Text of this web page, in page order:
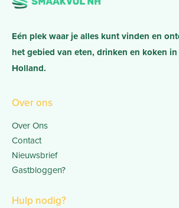
Eén plek waar je alles kunt vinden en
het gebied van eten, drinken en koken
Holland.
Over ons
Over Ons
Contact
Nieuwsbrief
Gastbloggen?
Hulp nodig?